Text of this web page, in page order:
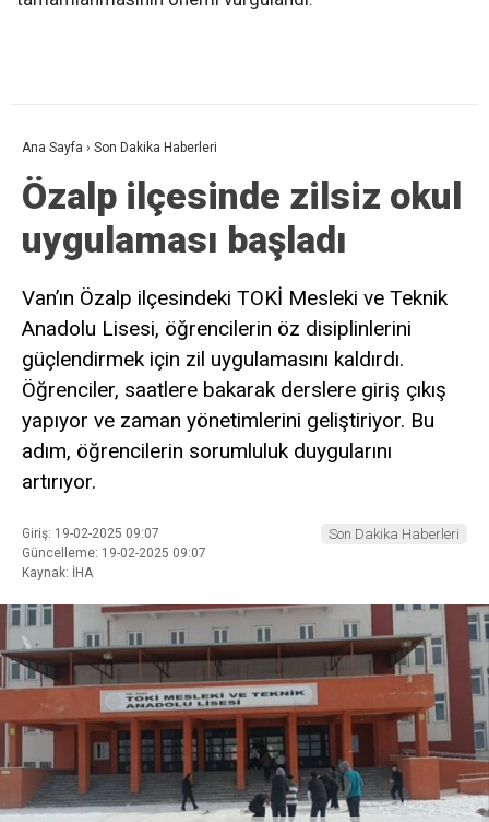
Ana Sayfa › Son Dakika Haberleri
Özalp ilçesinde zilsiz okul
uygulaması başladı
Van’ın Özalp ilçesindeki TOKİ Mesleki ve Teknik
Anadolu Lisesi, öğrencilerin öz disiplinlerini
güçlendirmek için zil uygulamasını kaldırdı.
Öğrenciler, saatlere bakarak derslere giriş çıkış
yapıyor ve zaman yönetimlerini geliştiriyor. Bu
adım, öğrencilerin sorumluluk duygularını
artırıyor.
Giriş: 19-02-2025 09:07
Güncelleme: 19-02-2025 09:07
Kaynak: İHA
Son Dakika Haberleri